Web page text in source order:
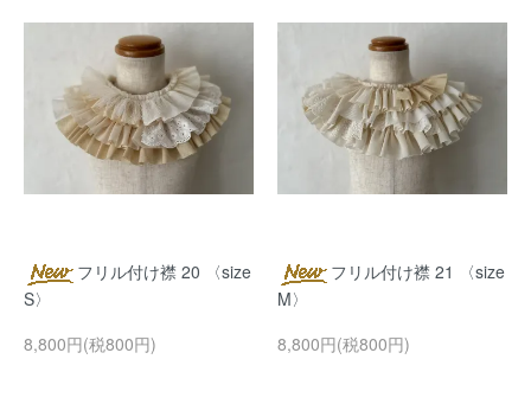
フリル付け襟 20 〈size
S〉
8,800円(税800円)
フリル付け襟 21 〈size
M〉
8,800円(税800円)